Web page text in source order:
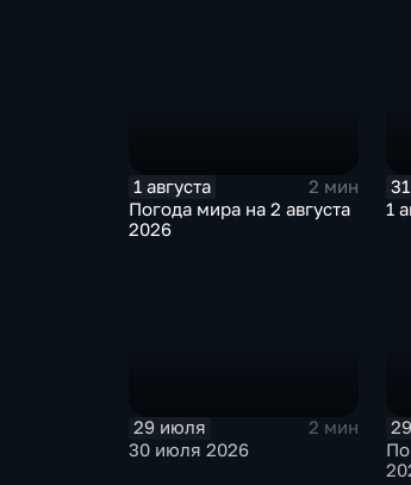
1 августа
2 мин
Погода мира на 2 августа
2026
1
29 июля
2 мин
30 июля 2026